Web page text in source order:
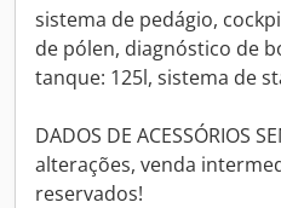
sistema de pedágio,
de pólen, diagnóstico de
tanque: 125l, sistema de
DADOS DE ACESSÓRIOS
alterações, venda
reservados!